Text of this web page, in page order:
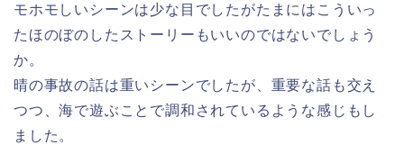
モホモしいシーンは少な目でしたがたまにはこういっ
たほのぼのしたストーリーもいいのではないでしょう
か。
晴の事故の話は重いシーンでしたが、重要な話も交え
つつ、海で遊ぶことで調和されているような感じもし
ました。